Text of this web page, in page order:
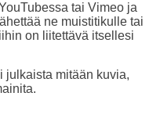
tai Vimeo ja
ne muistitikulle tai
on liitettävä itsellesi
julkaista mitään kuvia,